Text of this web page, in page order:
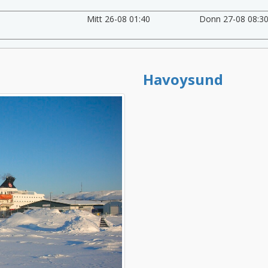
Mitt 26-08 01:40
Donn 27-08 08:30
Havoysund